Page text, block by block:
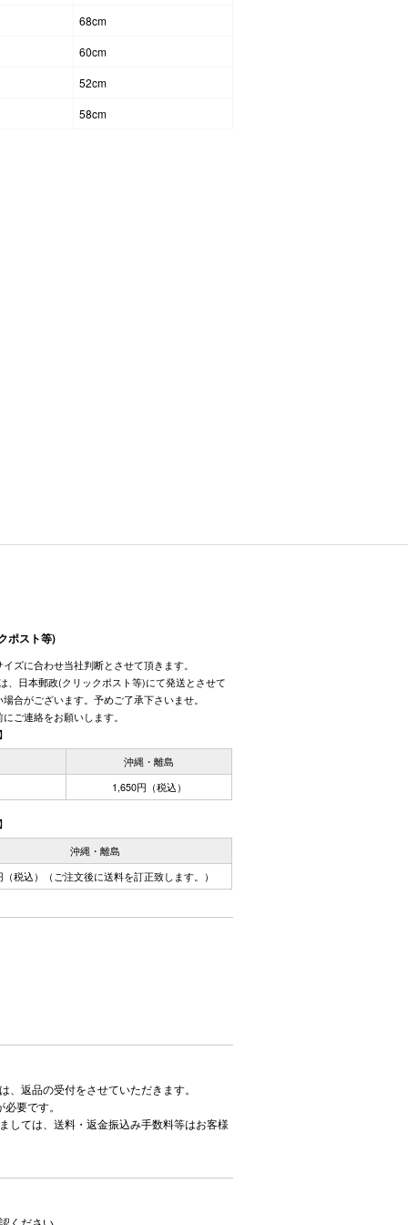
68cm
60cm
52cm
58cm
ポスト等)
ズに合わせ当社判断とさせて頂きます。
、日本郵政(クリックポスト等)にて発送とさせて
合がございます。予めご了承下さいませ。
ご連絡をお願いします。
沖縄・離島
1,650円（税込）
沖縄・離島
（税込）（ご注文後に送料を訂正致します。）
返品の受付をさせていただきます。
要です。
しては、送料・返金振込み手数料等はお客様
ください。